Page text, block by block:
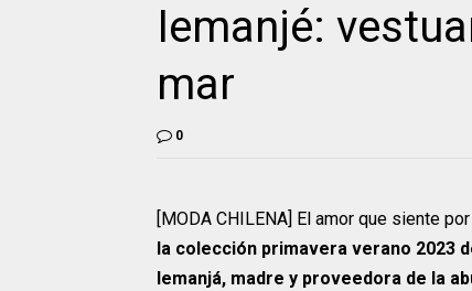
Iemanjé:
mar
0
[MODA CHILENA] El amor que siente
la colección primavera verano 2023
Iemanjá, madre y proveedora de la